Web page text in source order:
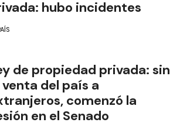
hubo incidentes
de propiedad privada: sin
venta del país a
comenzó la
en el Senado